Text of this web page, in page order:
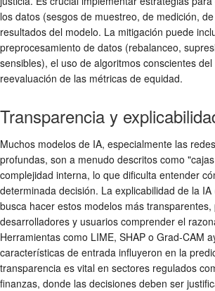
los datos (sesgos de muestreo, de medición,
resultados del modelo. La mitigación puede
preprocesamiento de datos (rebalanceo,
sensibles), el uso de algoritmos conscientes
reevaluación de las métricas de equidad.
Transparencia y
Muchos modelos de IA, especialmente las
profundas, son a menudo descritos como
complejidad interna, lo que dificulta entender
determinada decisión. La explicabilidad de la IA
busca hacer estos modelos más
desarrolladores y usuarios comprender el
Herramientas como LIME, SHAP o Grad-CAM
características de entrada influyeron en la
transparencia es vital en sectores regulados
finanzas, donde las decisiones deben ser